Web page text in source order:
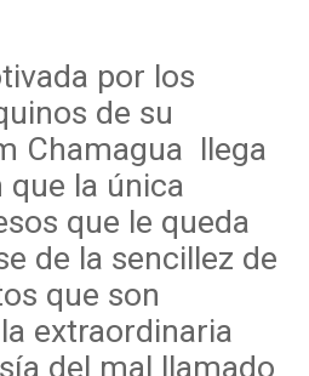
por los
de su
Chamagua llega
que la única
que le queda
de la sencillez de
que son
extraordinaria
del mal llamado